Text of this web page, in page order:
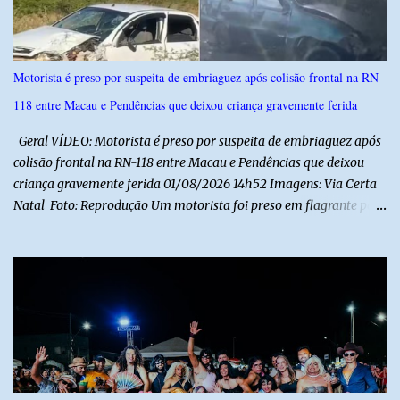
s
Motorista é preso por suspeita de embriaguez após colisão frontal na RN-
118 entre Macau e Pendências que deixou criança gravemente ferida
Geral VÍDEO: Motorista é preso por suspeita de embriaguez após
colisão frontal na RN-118 entre Macau e Pendências que deixou
criança gravemente ferida 01/08/2026 14h52 Imagens: Via Certa
Natal Foto: Reprodução Um motorista foi preso em flagrante por
Um dos condutores apresentava sinais de embriaguez, foi levado
ao Hospital Regional Tarcísio Maia, em Mossoró, e autuado em
flagrante. O exame pericial para confirmar a presença de álcool no
organismo está em andamento. No outro veículo estavam